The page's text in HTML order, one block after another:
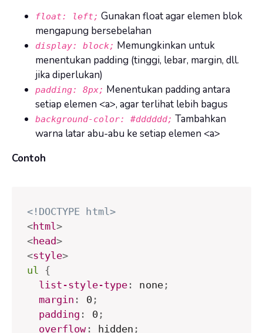
float: left; Gunakan float agar elemen blok
mengapung bersebelahan
display: block; Memungkinkan untuk
menentukan padding (tinggi, lebar, margin, dll.
jika diperlukan)
padding: 8px; Menentukan padding antara
setiap elemen <a>, agar terlihat lebih bagus
background-color: #dddddd; Tambahkan
warna latar abu-abu ke setiap elemen <a>
Contoh
<!DOCTYPE html>
<html>
<head>
<style>
ul
{
list-style-type : none;
margin : 0;
padding : 0;
overflow: hidden ;